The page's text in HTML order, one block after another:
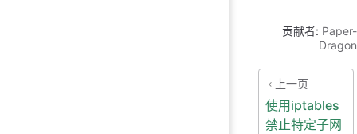
贡献者: Paper-
Dragon
上一页
使用iptables
禁止特定子网